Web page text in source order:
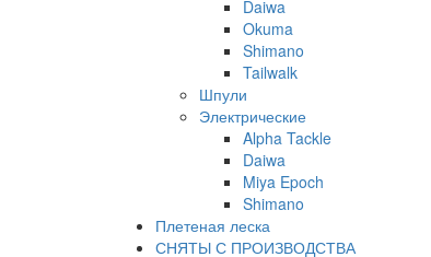
Daiwa
Okuma
Shimano
Tailwalk
Шпули
Электрические
Alpha Tackle
Daiwa
Miya Epoch
Shimano
Плетеная леска
СНЯТЫ С ПРОИЗВОДСТВА